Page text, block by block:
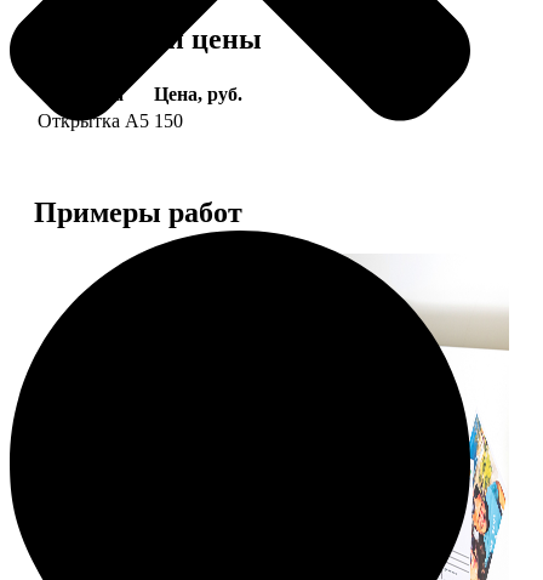
Форматы и цены
Услуга
Цена, руб.
Открытка А5 150
Примеры работ